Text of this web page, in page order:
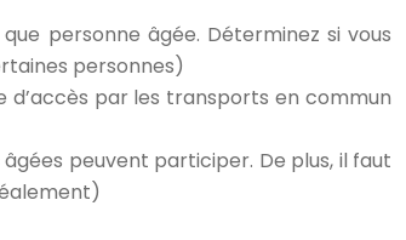
personne âgée. Déterminez si vous
personnes)
par les transports en commun
peuvent participer. De plus, il faut